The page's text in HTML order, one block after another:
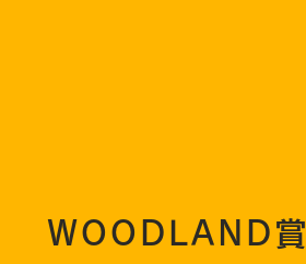
WOODLAND賞